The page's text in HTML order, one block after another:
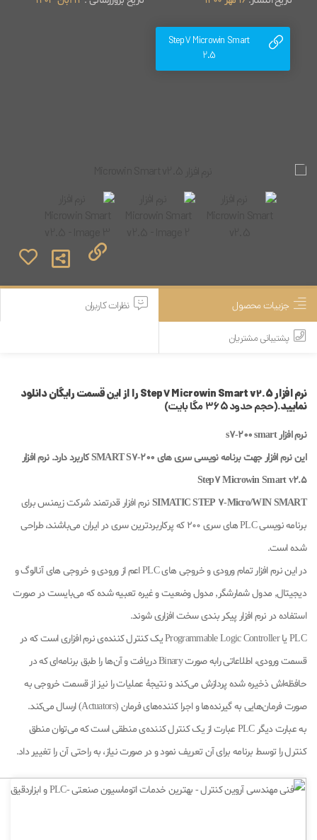
Step7 Microwin Smart
2.5
جزییات محصول نظرات کاربران
پشتیبانی مشتریان
نرم افزار Step7 Microwin Smart v2.5 را از این قسمت رایگان دانلود
نمایید.(حجم حدود 365 مگا بایت)
نرم افزار s7-200 smart
این نرم افزار جهت برنامه نویسی سری های SMART S7-200 کاربرد دارد. نرم افزار
Step7 Microwin Smart v2.5
SIMATIC STEP 7-Micro/WIN SMART نرم افزار قدرتمند شرکت زیمنس برای
برنامه نویسی PLC های سری 200 که پرکاربردترین سری در ایران می‌باشند، طراحی
شده است.
در این نرم افزار تمام ورودی و خروجی های PLC اعم از ورودی و خروجی های آنالوگ و
دیجیتال٬ مدول شمارشگر٬ مدول وضعیت و غیره تعبیه شده که می‌بایست در صورت
استفاده در نرم افزار پیکر بندی سخت افزاری شوند.
PLC یا Programmable Logic Controller یک کنترل کننده‌ی نرم افزاری است که در
قسمت ورودی، اطلاعاتی رابه صورت Binary دریافت و آن‌ها را طبق برنامه‌ای که در
حافظه‌اش ذخیره شده پردازش می‌کند و نتیجۀ عملیات را نیز از قسمت خروجی به
صورت فرمان‌هایی به گیرنده‌ها و اجرا کننده‌های فرمان (Actuators) ارسال می‌کند.
به عبارت دیگر PLC عبارت از یک کنترل کننده‌ی منطقی است که می‌توان منطق
کنترل را توسط برنامه برای آن تعریف نمود و در صورت نیاز، به راحتی آن را تغییر داد.